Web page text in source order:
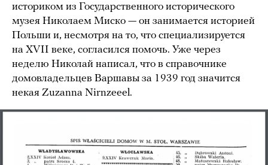
историком из Государственного исторического
музея Николаем Миско — он занимается историей
Польши и, несмотря на то, что специализируется
на XVII веке, согласился помочь. Уже через
неделю Николай написал, что в справочнике
домовладельцев Варшавы за 1939 год значится
некая Zuzanna Nirnzeeel.